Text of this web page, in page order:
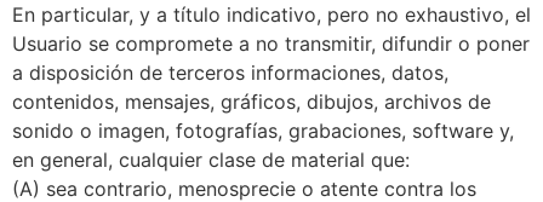
En particular, y a título indicativo, pero no exhaustivo, el
Usuario se compromete a no transmitir, difundir o poner
a disposición de terceros informaciones, datos,
contenidos, mensajes, gráficos, dibujos, archivos de
sonido o imagen, fotografías, grabaciones, software y,
en general, cualquier clase de material que:
(A) sea contrario, menosprecie o atente contra los